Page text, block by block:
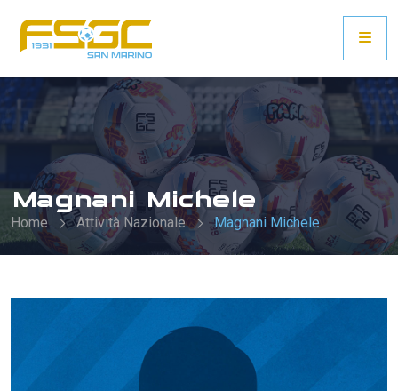
Magnani Michele
Home Attività Nazionale Magnani Michele